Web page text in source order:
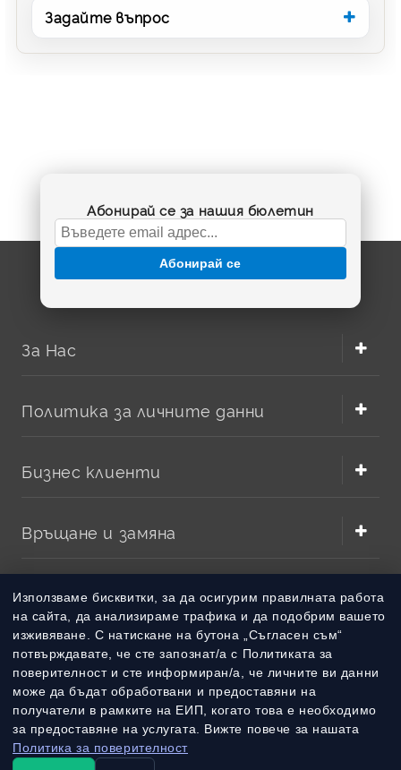
Използваме бисквитки, за да осигурим правилната работа
на сайта, да анализираме трафика и да подобрим вашето
изживяване. С натискане на бутона „Съгласен съм“
потвърждавате, че сте запознат/а с Политиката за
поверителност и сте информиран/а, че личните ви данни
може да бъдат обработвани и предоставяни на
получатели в рамките на ЕИП, когато това е необходимо
за предоставяне на услугата. Вижте повече за нашата
Политика за поверителност
Задайте въпрос
Абонирай се за нашия бюлетин
Абонирай се
За Нас
Политика за личните данни
Бизнес клиенти
Връщане и замяна
Методи на плащане
Методи на доставка